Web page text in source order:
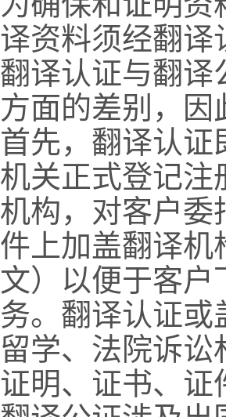
译资料须经翻译
翻译认证与翻译
方面的差别，因
首先，翻译认证
机关正式登记注
机构，对客户委
件上加盖翻译机
文）以便于客户
务。翻译认证或
留学、法院诉
证明、证书、证